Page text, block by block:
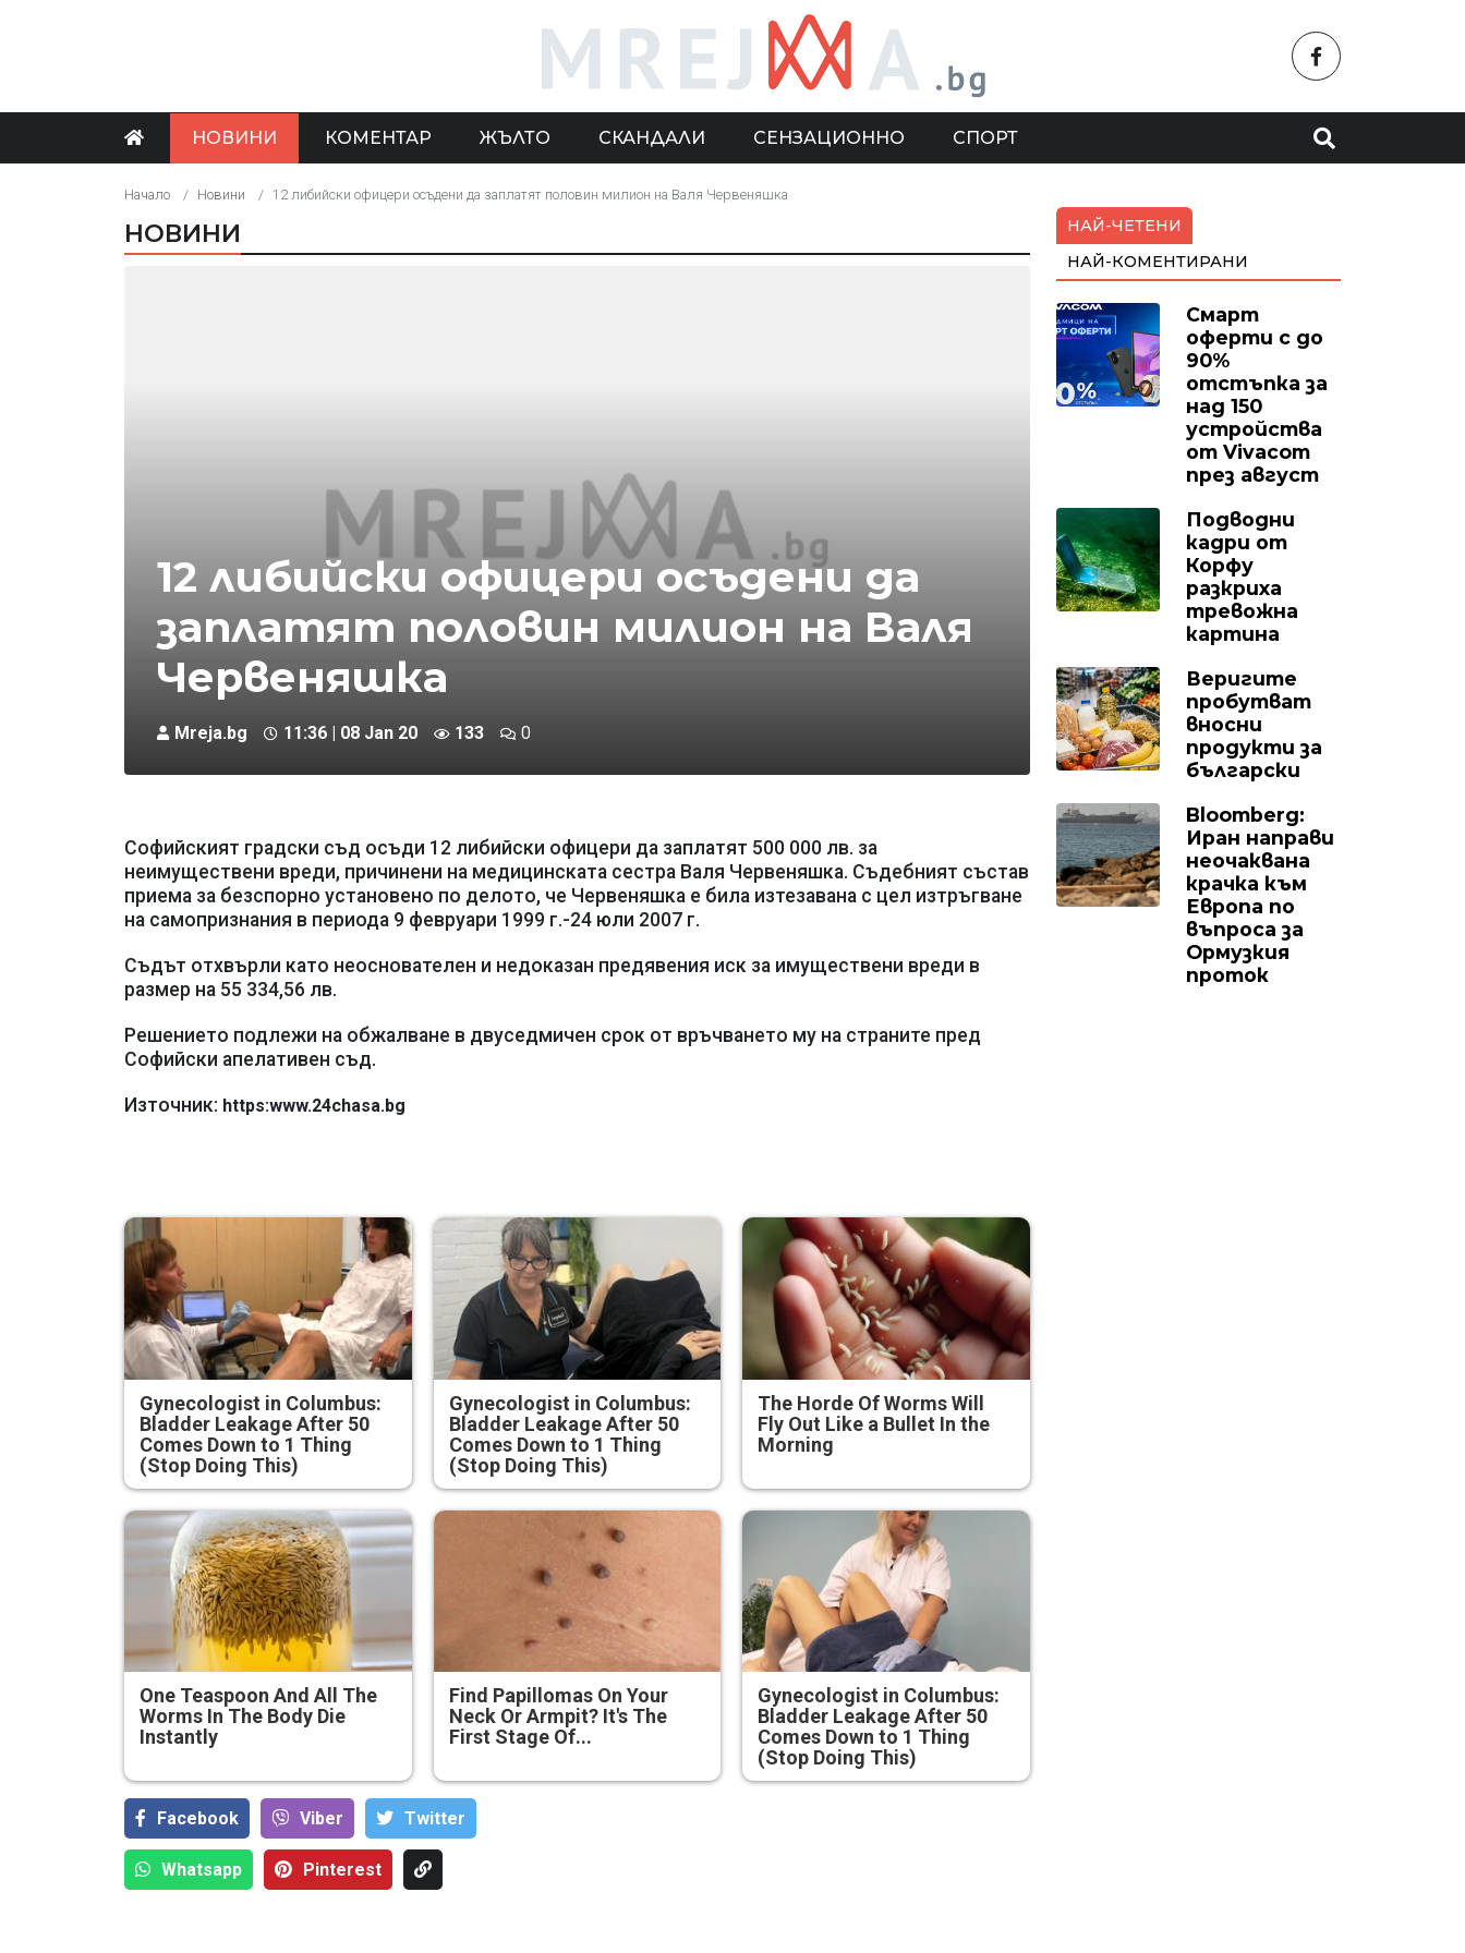
НОВИНИ КОМЕНТАР ЖЪЛТО СКАНДАЛИ СЕНЗАЦИОННО СПОРТ
Начало Новини 12 либийски офицери осъдени да заплатят половин милион на Валя Червеняшка
НОВИНИ
12 либийски офицери осъдени да
заплатят половин милион на Валя
Червеняшка
Mreja.bg 11:36 | 08 Jan 20 133 0
Софийският градски съд осъди 12 либийски офицери да заплатят 500 000 лв. за
неимуществени вреди, причинени на медицинската сестра Валя Червеняшка. Съдебният състав
приема за безспорно установено по делото, че Червеняшка е била изтезавана с цел изтръгване
на самопризнания в периода 9 февруари 1999 г.-24 юли 2007 г.
Съдът отхвърли като неоснователен и недоказан предявения иск за имуществени вреди в
размер на 55 334,56 лв.
Решението подлежи на обжалване в двуседмичен срок от връчването му на страните пред
Софийски апелативен съд.
Източник: https:www.24chasa.bg
Gynecologist in Columbus:
Bladder Leakage After 50
Comes Down to 1 Thing
(Stop Doing This)
Gynecologist in Columbus:
Bladder Leakage After 50
Comes Down to 1 Thing
(Stop Doing This)
The Horde Of Worms Will
Fly Out Like a Bullet In the
Morning
One Teaspoon And All The
Worms In The Body Die
Instantly
Find Papillomas On Your
Neck Or Armpit? It's The
First Stage Of...
Gynecologist in Columbus:
Bladder Leakage After 50
Comes Down to 1 Thing
(Stop Doing This)
Facebook Viber Тwitter
Whatsapp Pinterest
НАЙ-ЧЕТЕНИ
НАЙ-КОМЕНТИРАНИ
Смарт
оферти с до
90%
отстъпка за
над 150
устройства
от Vivacom
през август
Подводни
кадри от
Корфу
разкриха
тревожна
картина
Веригите
пробутват
вносни
продукти за
български
Bloomberg:
Иран направи
неочаквана
крачка към
Европа по
въпроса за
Ормузкия
проток